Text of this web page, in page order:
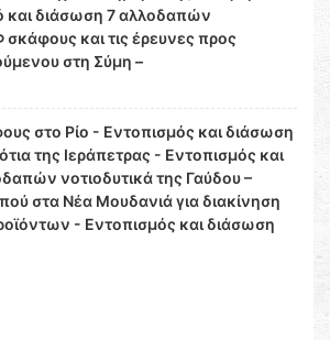
και διάσωση 7 αλλοδαπών
σκάφους και τις έρευνες προς
στη Σύμη –
στο Ρίο - Εντοπισμός και διάσωση
της Ιεράπετρας - Εντοπισμός και
νοτιοδυτικά της Γαύδου –
στα Νέα Μουδανιά για διακίνηση
- Εντοπισμός και διάσωση